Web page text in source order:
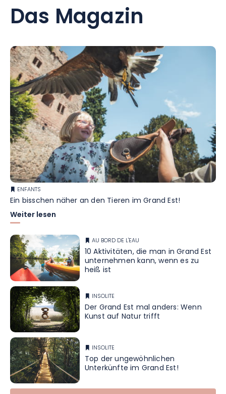
Das Magazin
ENFANTS
Ein bisschen näher an den Tieren im Grand Est!
Weiter lesen
AU BORD DE L'EAU
10 Aktivitäten, die man in Grand Est
unternehmen kann, wenn es zu
heiß ist
INSOLITE
Der Grand Est mal anders: Wenn
Kunst auf Natur trifft
INSOLITE
Top der ungewöhnlichen
Unterkünfte im Grand Est!